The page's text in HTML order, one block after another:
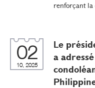
renforçant
02
10, 2025
Le
a